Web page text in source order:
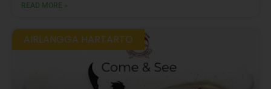
READ MORE »
AIRLANGGA HARTARTO